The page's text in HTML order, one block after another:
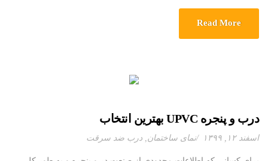
Read More
درب و پنجره UPVC بهترین انتخاب
اسفند ۱۲, ۱۳۹۹ نمای ساختمان, درب ضد سرقت